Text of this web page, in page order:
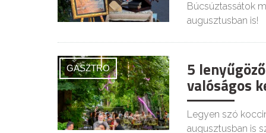
Búcsúztassátok
augusztusban is!
GASZTRO 5
valóságos
Legyen szó
augusztusban is